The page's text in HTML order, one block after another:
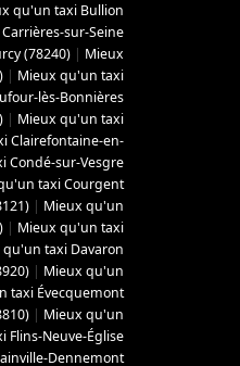
qu'un taxi Bullion
sur-Seine
(78240) | Mieux
| Mieux qu'un taxi
lès-Bonnières
| Mieux qu'un taxi
Clairefontaine-en-
Condé-sur-Vesgre
taxi Courgent
| Mieux qu'un
| Mieux qu'un taxi
qu'un taxi Davaron
| Mieux qu'un
taxi Évecquemont
| Mieux qu'un
Flins-Neuve-Église
Dennemont